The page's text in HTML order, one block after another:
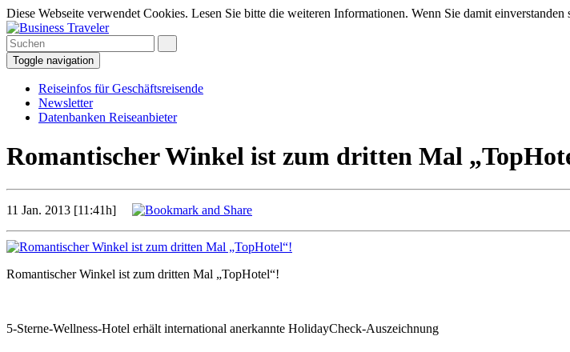
Diese Webseite verwendet Cookies. Lesen Sie bitte die weiteren Informationen. Wenn Sie damit einverstanden
Toggle navigation
Reiseinfos für Geschäftsreisende
Newsletter
Datenbanken Reiseanbieter
Romantischer Winkel ist zum dritten Mal
11 Jan. 2013 [11:41h]
Romantischer Winkel ist zum dritten Mal „TopHotel“!
5-Sterne-Wellness-Hotel erhält international anerkannte HolidayCheck-Auszeichnung